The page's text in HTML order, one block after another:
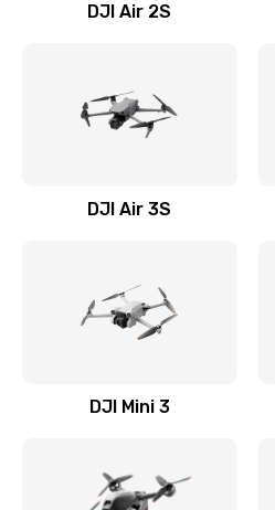
DJI Air 2S
DJI Air 3S
DJI Mini 3